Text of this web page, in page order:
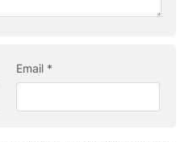
Email *